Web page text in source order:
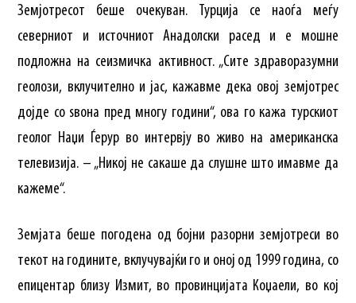
Земјотресот беше очекуван. Турција се наоѓа меѓу
северниот и источниот Анадолски расед и е мошне
подложна на сеизмичка активност. „Сите здраворазумни
геолози, вклучително и јас, кажавме дека овој земјотрес
дојде со ѕвона пред многу години“, ова го кажа турскиот
геолог Наџи Ѓерур во интервју во живо на американска
телевизија. – „Никој не сакаше да слушне што имавме да
кажеме“.
Земјата беше погодена од бојни разорни земјотреси во
текот на годините, вклучувајќи го и оној од 1999 година, со
епицентар близу Измит, во провинцијата Коџаели, во кој